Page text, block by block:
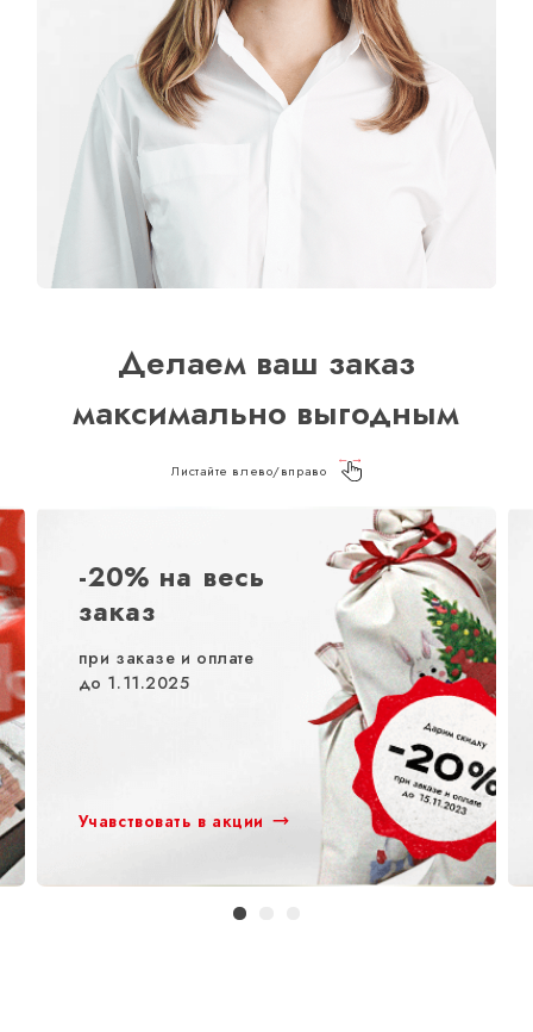
Делаем ваш заказ
максимально выгодным
Листайте влево/вправо
-20% на весь
заказ
при заказе и оплате
до 1.11.2025
Учавствовать в акции